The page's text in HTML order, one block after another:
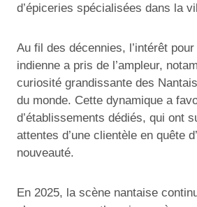
d’épiceries spécialisées dans la
Au fil des décennies, l’intérêt
indienne a pris de l’ampleur,
curiosité grandissante des
du monde. Cette dynamique a
d’établissements dédiés, qui ont
attentes d’une clientèle en quête
nouveauté.
En 2025, la scène nantaise